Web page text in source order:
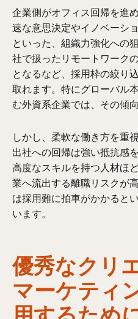
企業側がオフィス回帰を進
速な意思決定やイノベーシ
といった、組織力強化への
社で扱ったリモートワーク
となるなど、採用枠の絞り
取れます。特にグローバル
む外資系企業では、その傾
しかし、柔軟な働き方を重
出社への回帰は強い抵抗感
高度なスキルを持つ人材ほ
業へ流出する離職リスクが
は採用難に拍車がかかると
います。
優秀なクリ
マーケティ